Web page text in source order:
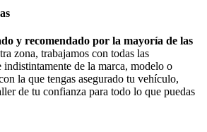
y recomendado por la mayoría de las
zona, trabajamos con todas las
indistintamente de la marca, modelo o
la que tengas asegurado tu vehículo,
de tu confianza para todo lo que puedas